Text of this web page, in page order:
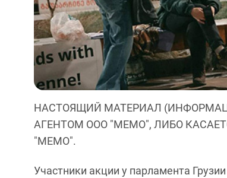
НАСТОЯЩИЙ МАТЕРИАЛ
АГЕНТОМ ООО "МЕМО", ЛИБО
"МЕМО".
Участники акции у парламента